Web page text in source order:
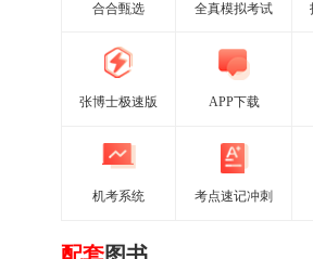
合合甄选 全真模拟考试
张博士极速版 APP下载
机考系统 考点速记冲刺
配套图书